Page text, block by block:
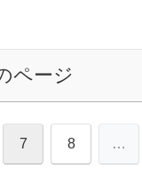
ページ
7 8 …